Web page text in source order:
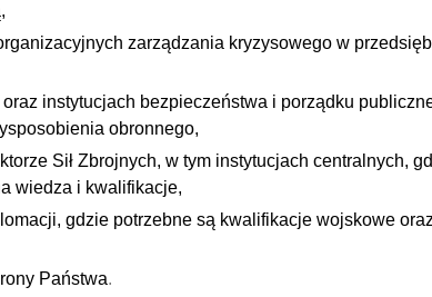
zarządzania kryzysowego w
instytucjach bezpieczeństwa i porządku
obronnego,
Sił Zbrojnych, w tym instytucjach centralnych,
wiedza i kwalifikacje,
gdzie potrzebne są kwalifikacje wojskowe
Państwa.